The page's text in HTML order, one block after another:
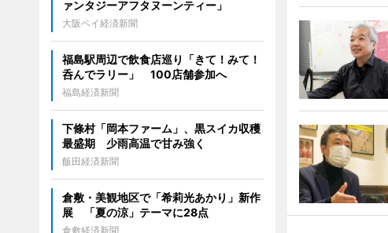
ァンタジーアフタヌーンティー」
大阪ベイ経済新聞
福島駅周辺で飲食店巡り「きて！みて！
呑んでラリー」 100店舗参加へ
福島経済新聞
下條村「岡本ファーム」、黒スイカ収穫
最盛期 少雨高温で甘み強く
飯田経済新聞
倉敷・美観地区で「希莉光あかり」新作
展 「夏の涼」テーマに28点
倉敷経済新聞